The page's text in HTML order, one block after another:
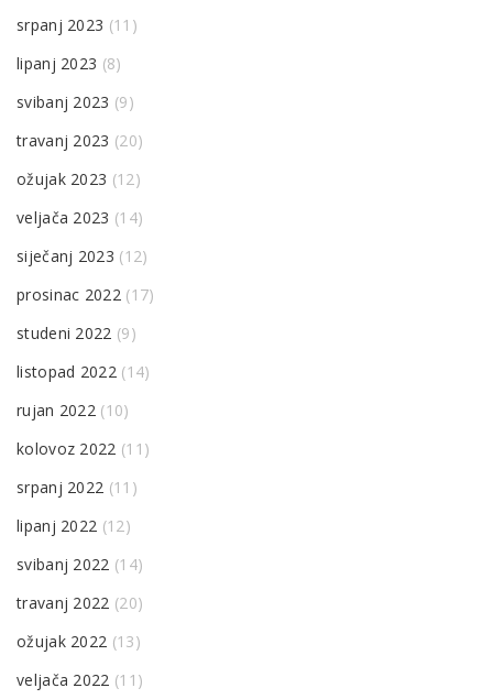
srpanj 2023 (11)
lipanj 2023 (8)
svibanj 2023 (9)
travanj 2023 (20)
ožujak 2023 (12)
veljača 2023 (14)
siječanj 2023 (12)
prosinac 2022 (17)
studeni 2022 (9)
listopad 2022 (14)
rujan 2022 (10)
kolovoz 2022 (11)
srpanj 2022 (11)
lipanj 2022 (12)
svibanj 2022 (14)
travanj 2022 (20)
ožujak 2022 (13)
veljača 2022 (11)